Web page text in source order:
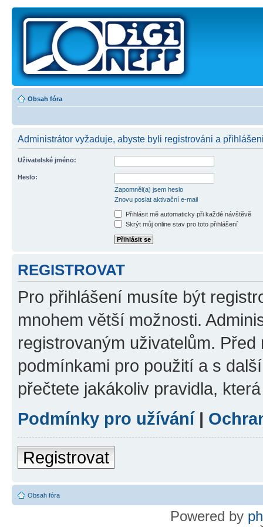
Obsah fóra
Administrátor vyžaduje, abyste byli registrováni a
Uživatelské jméno:
Heslo:
Zapomněl(a) jsem heslo
Znovu poslat aktivační e-mail
Přihlásit mě automaticky při každé návštěvě
Skrýt můj online stav pro toto přihlášení
REGISTROVAT
Pro přihlášení musíte být
mnohem větší možnosti.
registrovaným uživatelům.
podmínkami pro použití a s
přečtete jakákoliv pravidla,
Podmínky pro užívání|
Registrovat
Obsah fóra
Powered by